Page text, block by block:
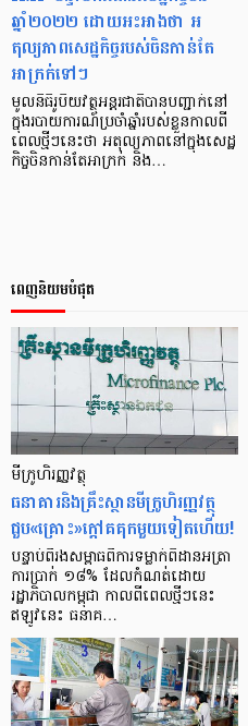
ឆ្នាំ២០២២ ដោយអះអាងថា អ
តុល្យភាពសេដ្ឋកិច្ចរបស់ចិនកាន់តែ
អាក្រក់ទៅៗ
មូលនិធិរូបិយវត្ថុអន្តរជាតិបានបញ្ជាក់នៅ
ក្នុងរបាយការណ៍ប្រចាំឆ្នាំរបស់ខ្លួនកាលពី
ពេលថ្មីៗនេះថា អតុល្យភាពនៅក្នុងសេដ្ឋ
កិច្ចចិនកាន់តែអាក្រក់ និង…
ពេញនិយមបំផុត
មីក្រូ​ហិរញ្ញវត្ថុ
ធនាគារ​និង​គ្រឹះស្ថាន​មីក្រូ​ហិរញ្ញវត្ថុ​
ជួប«គ្រោះ»ក្តៅ​គគុក​មួយ​ទៀត​ហើយ!
បន្ទាប់​ពី​រង​សម្ពាធ​​ពី​ការ​ទម្លាក់​ពិដាន​អត្រា​
ការ​ប្រាក់ ១៨​% ដែល​កំណត់​ដោយ​
រដ្ឋាភិបាល​កម្ពុជា កាល​ពី​ពេល​ថ្មីៗ​នេះ
ឥឡូវ​នេះ ធនាគ…